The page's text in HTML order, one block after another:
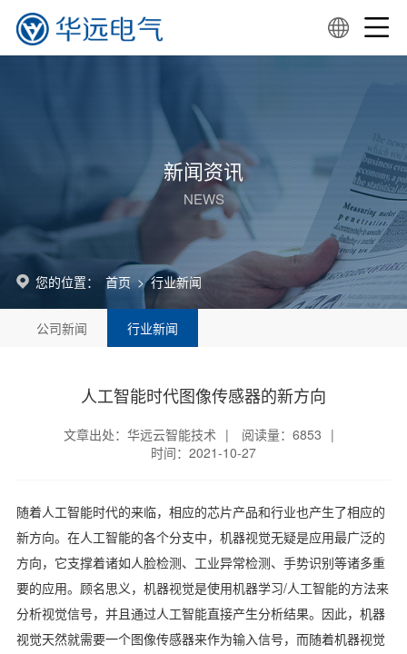
新闻资讯
NEWS
您的位置： 首页 > 行业新闻
公司新闻 行业新闻
人工智能时代图像传感器的新方向
文章出处：华远云智能技术 | 阅读量：6853 |
时间：2021-10-27
随着人工智能时代的来临，相应的芯片产品和行业也产生了相应的
新方向。在人工智能的各个分支中，机器视觉无疑是应用最广泛的
方向，它支撑着诸如人脸检测、工业异常检测、手势识别等诸多重
要的应用。顾名思义，机器视觉是使用机器学习/人工智能的方法来
分析视觉信号，并且通过人工智能直接产生分析结果。因此，机器
视觉天然就需要一个图像传感器来作为输入信号，而随着机器视觉